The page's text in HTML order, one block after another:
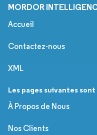
MORDOR
Accueil
Contactez-nous
XML
Les pages suivantes
À Propos de Nous
Nos Clients